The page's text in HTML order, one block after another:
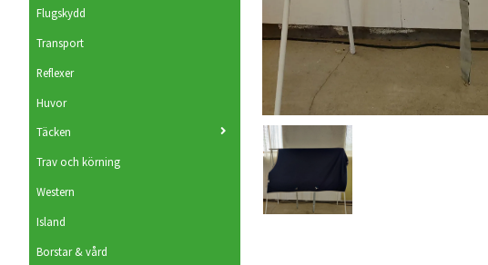
Flugskydd
Transport
Reflexer
Huvor
Täcken
Trav och körning
Western
Island
Borstar & vård